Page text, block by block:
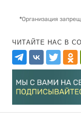
*Организация
ЧИТАЙТЕ НАС В